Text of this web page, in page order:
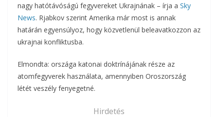
nagy hatótávóságú fegyvereket Ukrajnának – írja a Sky
News. Rjabkov szerint Amerika már most is annak
határán egyensúlyoz, hogy közvetlenül beleavatkozzon az
ukrajnai konfliktusba.
Elmondta: országa katonai doktrínájának része az
atomfegyverek használata, amennyiben Oroszország
létét veszély fenyegetné.
Hirdetés